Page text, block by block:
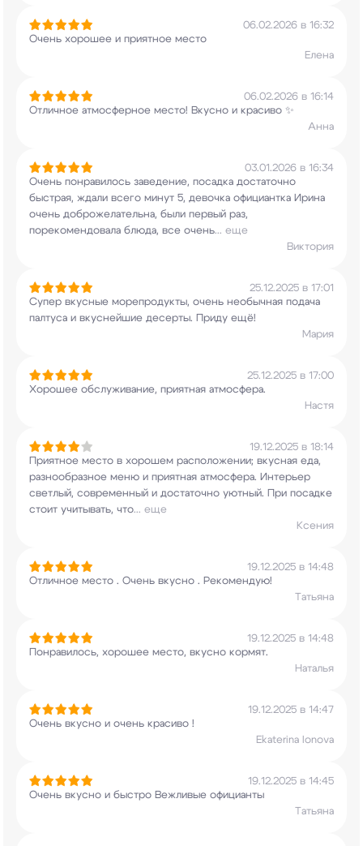
06.02.2026 в 16:32
Очень хорошее и приятное место
Елена
06.02.2026 в 16:14
Отличное атмосферное место! Вкусно и красиво ✨
Анна
03.01.2026 в 16:34
Очень понравилось заведение, посадка достаточно
быстрая, ждали всего минут 5, девочка официантка Ирина
очень доброжелательна, были первый раз,
порекомендовала блюда, все очень... еще
Виктория
25.12.2025 в 17:01
Супер вкусные морепродукты, очень необычная подача
палтуса и вкуснейшие десерты. Приду ещё!
Мария
25.12.2025 в 17:00
Хорошее обслуживание, приятная атмосфера.
Настя
19.12.2025 в 18:14
Приятное место в хорошем расположении; вкусная еда,
разнообразное меню и приятная атмосфера. Интерьер
светлый, современный и достаточно уютный. При посадке
стоит учитывать, что... еще
Ксения
19.12.2025 в 14:48
Отличное место . Очень вкусно . Рекомендую!
Татьяна
19.12.2025 в 14:48
Понравилось, хорошее место, вкусно кормят.
Наталья
19.12.2025 в 14:47
Очень вкусно и очень красиво !
Ekaterina Ionova
19.12.2025 в 14:45
Очень вкусно и быстро Вежливые официанты
Татьяна